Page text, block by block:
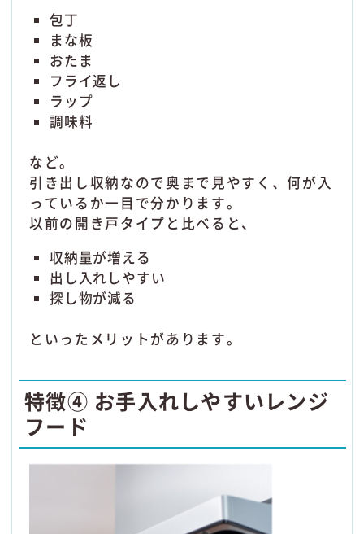
包丁
まな板
おたま
フライ返し
ラップ
調味料
など。
引き出し収納なので奥まで見やすく、何が入
っているか一目で分かります。
以前の開き戸タイプと比べると、
収納量が増える
出し入れしやすい
探し物が減る
といったメリットがあります。
特徴④ お手入れしやすいレンジ
フード